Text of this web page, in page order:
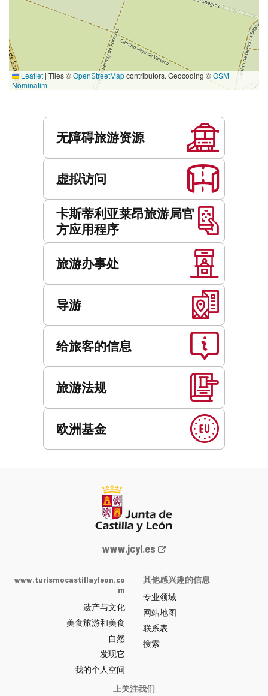
Leaflet | Tiles ©OpenStreetMapcontributors. Geocoding ©OSM
Nominatim
无障碍旅游资源
虚拟访问
卡斯蒂利亚莱昂旅游局官
方应用程序
旅游办事处
导游
给旅客的信息
旅游法规
欧洲基金
Junta
y
León
网
站
门
户
-
www.jcyl.es
www.turismocastillayleon.co
m
遗产与文化
美食旅游和美食
自然
发现它
我的个人空间
其他感兴趣的信息
专业领域
网站地图
联系表
搜索
上关注我们